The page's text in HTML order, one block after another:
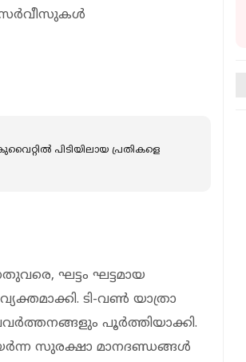
സര്‍വീസുകള്‍
പിടിയിലായ പ്രതികളെ
ഘട്ടം ഘട്ടമായ
ടി-വണ്‍ യാത്രാ
പൂര്‍ത്തിയാക്കി.
സുരക്ഷാ മാനദണ്ഡങ്ങള്‍